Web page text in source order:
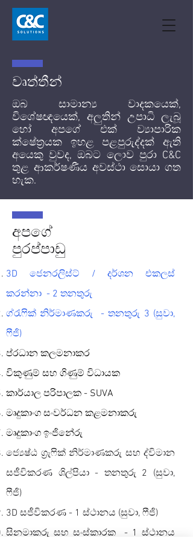
වෘත්තීන්
ඔබ සාමාන්‍ය වාදකයෙක්,
විශේෂඥයෙක්, අලුතින් උපාධි ලැබූ
හෝ අපගේ එක් ව්‍යාපාරික
ක්ෂේත්‍රයක ඉහළ පළපුරුද්දක් ඇති
අයෙකු වුවද, ඔබට ලොව පුරා C&C
තුළ ආකර්ෂණීය අවස්ථා සොයා ගත
හැක.
අපගේ
පුරප්පාඩු
3D ජෙනරලිස්ට් / දර්ශන එකලස්
කරන්නා - 2 තනතුරු
ග්රැෆික් නිර්මාණකරු
- තනතුරු 3 (සුවා,
ෆීජි)
ප්රධාන කලමනාකර
විකුණුම් සහ ගිණුම් විධායක
කාර්යාල පරිපාලක - SUVA
මෘදුකාංග සංවර්ධන කළමනාකරු
මෘදුකාංග ඉංජිනේරු
ජ්‍යෙෂ්ඨ ග්‍රැෆික් නිර්මාණකරු සහ ද්විමාන
සජීවිකරණ ශිල්පියා - තනතුරු 2 (සුවා,
ෆීජි)
3D සජීවිකරණ - 1 ස්ථානය (සුවා, ෆීජි)
සිනමාකරු සහ සංස්කාරක
- 1 ස්ථානය